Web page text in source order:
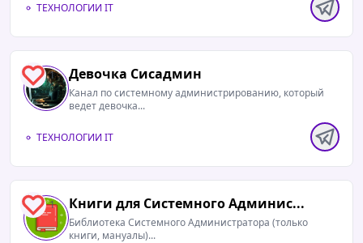
ТЕХНОЛОГИИ IT
1 Девочка Сисадмин
Канал по системному администрированию, который
ведет девочка...
ТЕХНОЛОГИИ IT
1 Книги для Системного Админис...
Библиотека Системного Администратора (только
книги, мануалы)...